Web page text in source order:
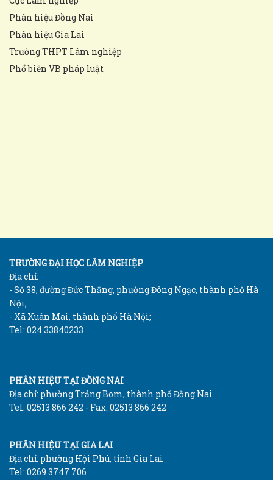
Phân hiệu Đồng Nai
Phân hiệu Gia Lai
Trường THPT Lâm nghiệp
Phổ biến VB pháp luật
TRƯỜNG ĐẠI HỌC LÂM NGHIỆP
Địa chỉ:
- Số 38, đường Đức Thắng, phường Đông Ngạc, thành phố Hà
Nội;
- Xã Xuân Mai, thành phố Hà Nội;
Tel: 024 33840233
PHÂN HIỆU TẠI ĐỒNG NAI
Địa chỉ: phường Trảng Bom, thành phố Đồng Nai
Tel: 02513 866 242 - Fax: 02513 866 242
PHÂN HIỆU TẠI GIA LAI
Địa chỉ: phường Hội Phú, tỉnh Gia Lai
Tel: 0269 3747 706